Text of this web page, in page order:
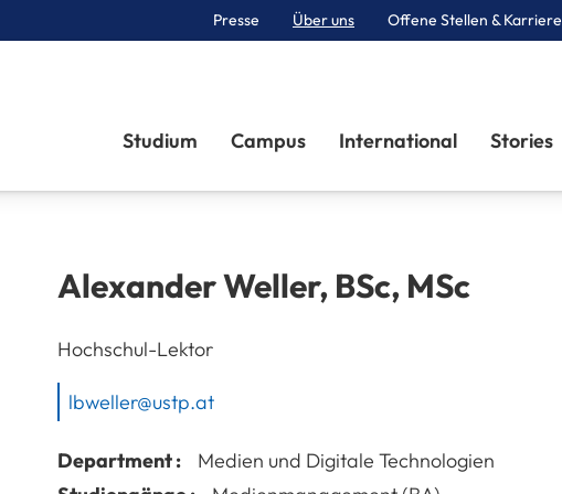
Presse Über uns Offene Stellen & Karriere
Studium Campus International Stories
AlexanderWeller, BSc, MSc
Hochschul-Lektor
lbweller@ustp.at
Department :
Medien und Digitale Technologien